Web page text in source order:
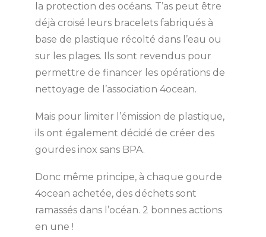
la protection des océans. T’as peut être
déjà croisé leurs bracelets fabriqués à
base de plastique récolté dans l’eau ou
sur les plages. Ils sont revendus pour
permettre de financer les opérations de
nettoyage de l’association 4ocean.
Mais pour limiter l’émission de plastique,
ils ont également décidé de créer des
gourdes inox sans BPA.
Donc même principe, à chaque gourde
4ocean achetée, des déchets sont
ramassés dans l’océan. 2 bonnes actions
en une !